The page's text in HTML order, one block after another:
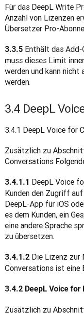
Für das DeepL Write
Anzahl von Lizenzen
Übersetzer Pro-
3.3.5 Enthält das
muss dieses Limit
werden und kann
werden.
3.4 DeepL
3.4.1 DeepL Voice for
Zusätzlich zu
Conversations
3.4.1.1 DeepL Voice
Kunden den Zugriff
DeepL-App für iOS
es dem Kunden, ein
eine andere Sprache
zu übersetzen.
3.4.1.2 Die Lizenz zur
Conversations ist eine
3.4.2 DeepL Voice for
Zusätzlich zu